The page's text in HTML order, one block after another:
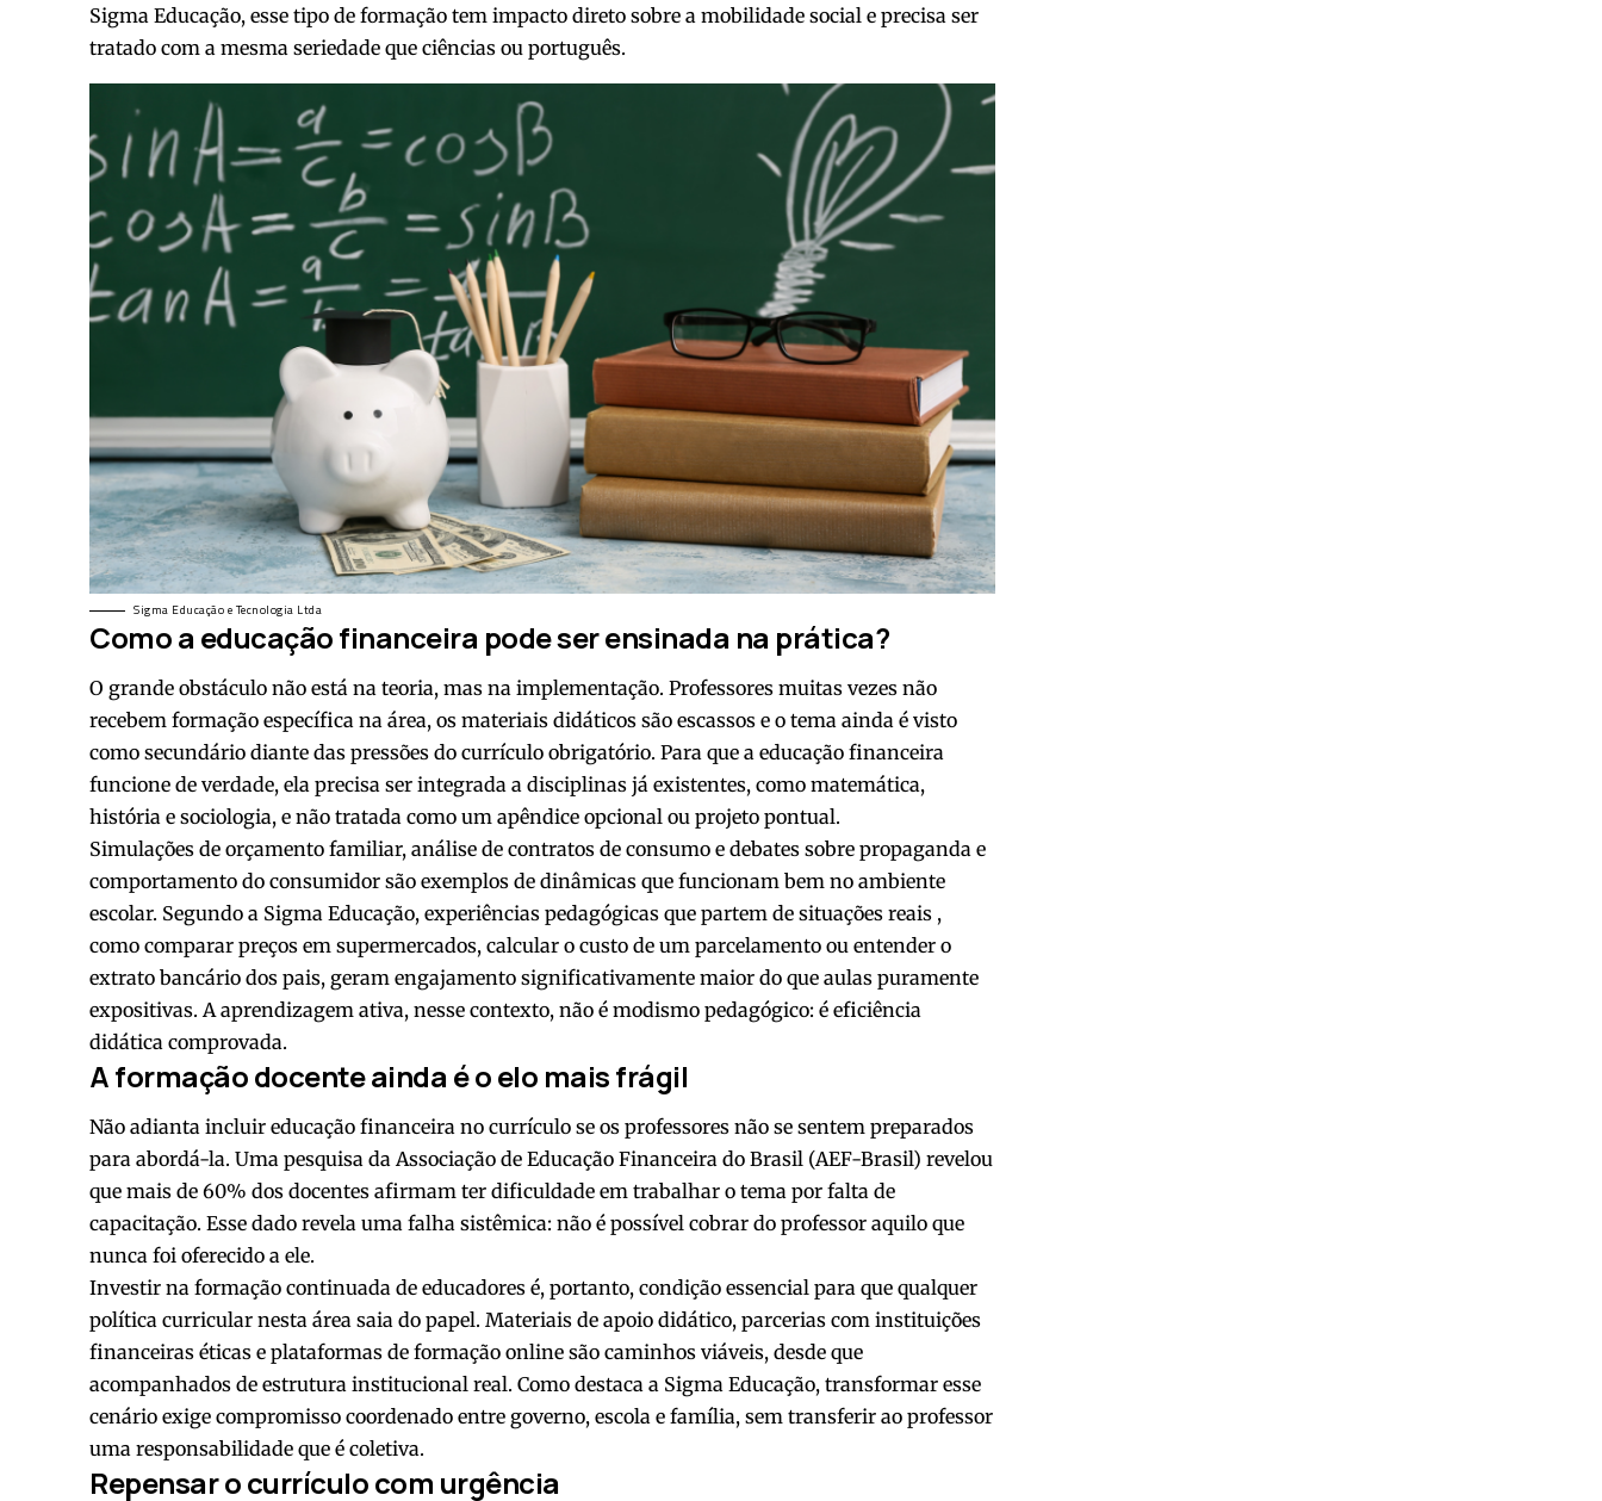
Sigma Educação, esse tipo de formação tem impacto direto sobre a mobilidade social e precisa ser
tratado com a mesma seriedade que ciências ou português.
Sigma Educação e Tecnologia Ltda
Como a educação financeira pode ser ensinada na prática?
O grande obstáculo não está na teoria, mas na implementação. Professores muitas vezes não
recebem formação específica na área, os materiais didáticos são escassos e o tema ainda é visto
como secundário diante das pressões do currículo obrigatório. Para que a educação financeira
funcione de verdade, ela precisa ser integrada a disciplinas já existentes, como matemática,
história e sociologia, e não tratada como um apêndice opcional ou projeto pontual.
Simulações de orçamento familiar, análise de contratos de consumo e debates sobre propaganda e
comportamento do consumidor são exemplos de dinâmicas que funcionam bem no ambiente
escolar. Segundo a Sigma Educação, experiências pedagógicas que partem de situações reais ,
como comparar preços em supermercados, calcular o custo de um parcelamento ou entender o
extrato bancário dos pais, geram engajamento significativamente maior do que aulas puramente
expositivas. A aprendizagem ativa, nesse contexto, não é modismo pedagógico: é eficiência
didática comprovada.
A formação docente ainda é o elo mais frágil
Não adianta incluir educação financeira no currículo se os professores não se sentem preparados
para abordá-la. Uma pesquisa da Associação de Educação Financeira do Brasil (AEF-Brasil) revelou
que mais de 60% dos docentes afirmam ter dificuldade em trabalhar o tema por falta de
capacitação. Esse dado revela uma falha sistêmica: não é possível cobrar do professor aquilo que
nunca foi oferecido a ele.
Investir na formação continuada de educadores é, portanto, condição essencial para que qualquer
política curricular nesta área saia do papel. Materiais de apoio didático, parcerias com instituições
financeiras éticas e plataformas de formação online são caminhos viáveis, desde que
acompanhados de estrutura institucional real. Como destaca a Sigma Educação, transformar esse
cenário exige compromisso coordenado entre governo, escola e família, sem transferir ao professor
uma responsabilidade que é coletiva.
Repensar o currículo com urgência